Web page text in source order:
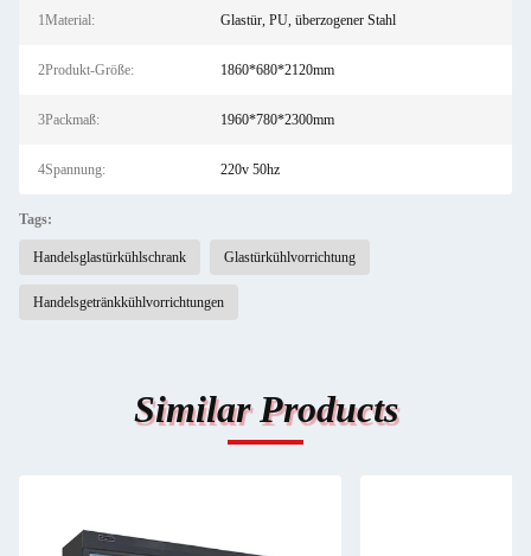
1Material: Glastür, PU, überzogener Stahl
2Produkt-Größe: 1860*680*2120mm
3Packmaß: 1960*780*2300mm
4Spannung: 220v 50hz
Tags:
Handelsglastürkühlschrank Glastürkühlvorrichtung
Handelsgetränkkühlvorrichtungen
Similar Products